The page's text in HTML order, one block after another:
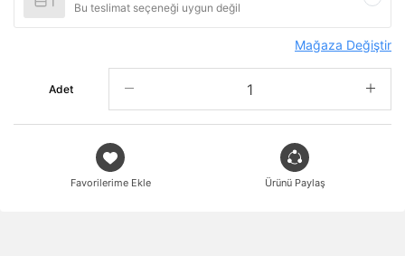
Bu teslimat seçeneği uygun değil
Mağaza Değiştir
Adet
Favorilerime Ekle Ürünü Paylaş